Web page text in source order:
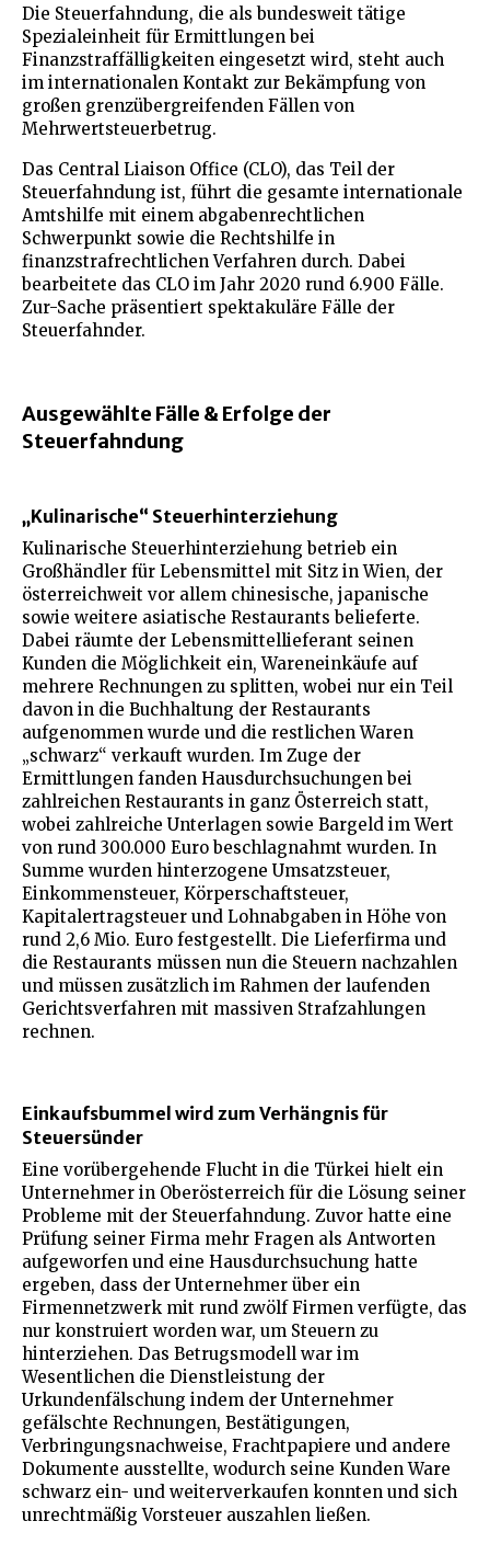
Die Steuerfahndung, die als bundesweit tätige
Spezialeinheit für Ermittlungen bei
Finanzstraffälligkeiten eingesetzt wird, steht auch
im internationalen Kontakt zur Bekämpfung von
großen grenzübergreifenden Fällen von
Mehrwertsteuerbetrug.
Das Central Liaison Office (CLO), das Teil der
Steuerfahndung ist, führt die gesamte internationale
Amtshilfe mit einem abgabenrechtlichen
Schwerpunkt sowie die Rechtshilfe in
finanzstrafrechtlichen Verfahren durch. Dabei
bearbeitete das CLO im Jahr 2020 rund 6.900 Fälle.
Zur-Sache präsentiert spektakuläre Fälle der
Steuerfahnder.
Ausgewählte Fälle & Erfolge der
Steuerfahndung
„Kulinarische“ Steuerhinterziehung
Kulinarische Steuerhinterziehung betrieb ein
Großhändler für Lebensmittel mit Sitz in Wien, der
österreichweit vor allem chinesische, japanische
sowie weitere asiatische Restaurants belieferte.
Dabei räumte der Lebensmittellieferant seinen
Kunden die Möglichkeit ein, Wareneinkäufe auf
mehrere Rechnungen zu splitten, wobei nur ein Teil
davon in die Buchhaltung der Restaurants
aufgenommen wurde und die restlichen Waren
„schwarz“ verkauft wurden. Im Zuge der
Ermittlungen fanden Hausdurchsuchungen bei
zahlreichen Restaurants in ganz Österreich statt,
wobei zahlreiche Unterlagen sowie Bargeld im Wert
von rund 300.000 Euro beschlagnahmt wurden. In
Summe wurden hinterzogene Umsatzsteuer,
Einkommensteuer, Körperschaftsteuer,
Kapitalertragsteuer und Lohnabgaben in Höhe von
rund 2,6 Mio. Euro festgestellt. Die Lieferfirma und
die Restaurants müssen nun die Steuern nachzahlen
und müssen zusätzlich im Rahmen der laufenden
Gerichtsverfahren mit massiven Strafzahlungen
rechnen.
Einkaufsbummel wird zum Verhängnis für
Steuersünder
Eine vorübergehende Flucht in die Türkei hielt ein
Unternehmer in Oberösterreich für die Lösung seiner
Probleme mit der Steuerfahndung. Zuvor hatte eine
Prüfung seiner Firma mehr Fragen als Antworten
aufgeworfen und eine Hausdurchsuchung hatte
ergeben, dass der Unternehmer über ein
Firmennetzwerk mit rund zwölf Firmen verfügte, das
nur konstruiert worden war, um Steuern zu
hinterziehen. Das Betrugsmodell war im
Wesentlichen die Dienstleistung der
Urkundenfälschung indem der Unternehmer
gefälschte Rechnungen, Bestätigungen,
Verbringungsnachweise, Frachtpapiere und andere
Dokumente ausstellte, wodurch seine Kunden Ware
schwarz ein- und weiterverkaufen konnten und sich
unrechtmäßig Vorsteuer auszahlen ließen.